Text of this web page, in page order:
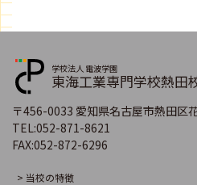
学校法人 電波学園
東海工業専門学校熱田
〒456-0033 愛知県名古屋市熱田区
TEL:052-871-8621
FAX:052-872-6296
> 当校の特徴